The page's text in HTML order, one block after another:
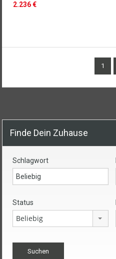
2.236 €
1
Finde Dein Zuhause
Schlagwort
Status
Beliebig